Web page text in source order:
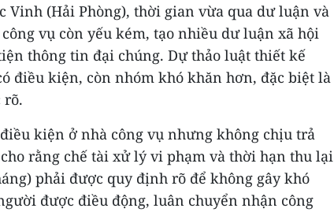
Vinh (Hải Phòng), thời gian vừa qua dư luận và
vụ còn yếu kém, tạo nhiều dư luận xã hội
thông tin đại chúng. Dự thảo luật thiết kế
điều kiện, còn nhóm khó khăn hơn, đặc biệt là
rõ.
kiện ở nhà công vụ nhưng không chịu trả
rằng chế tài xử lý vi phạm và thời hạn thu lại
phải được quy định rõ để không gây khó
được điều động, luân chuyển nhận công